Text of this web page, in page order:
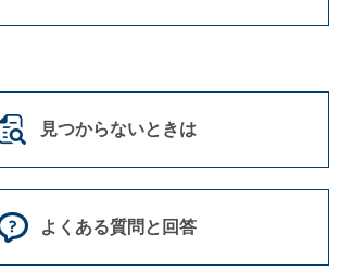
見つからないときは
よくある質問と回答